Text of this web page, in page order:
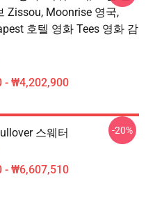
Zissou, Moonrise 영국,
호텔 영화 Tees 영화 감
- ₩4,202,900
스웨터
- ₩6,607,510
-20%